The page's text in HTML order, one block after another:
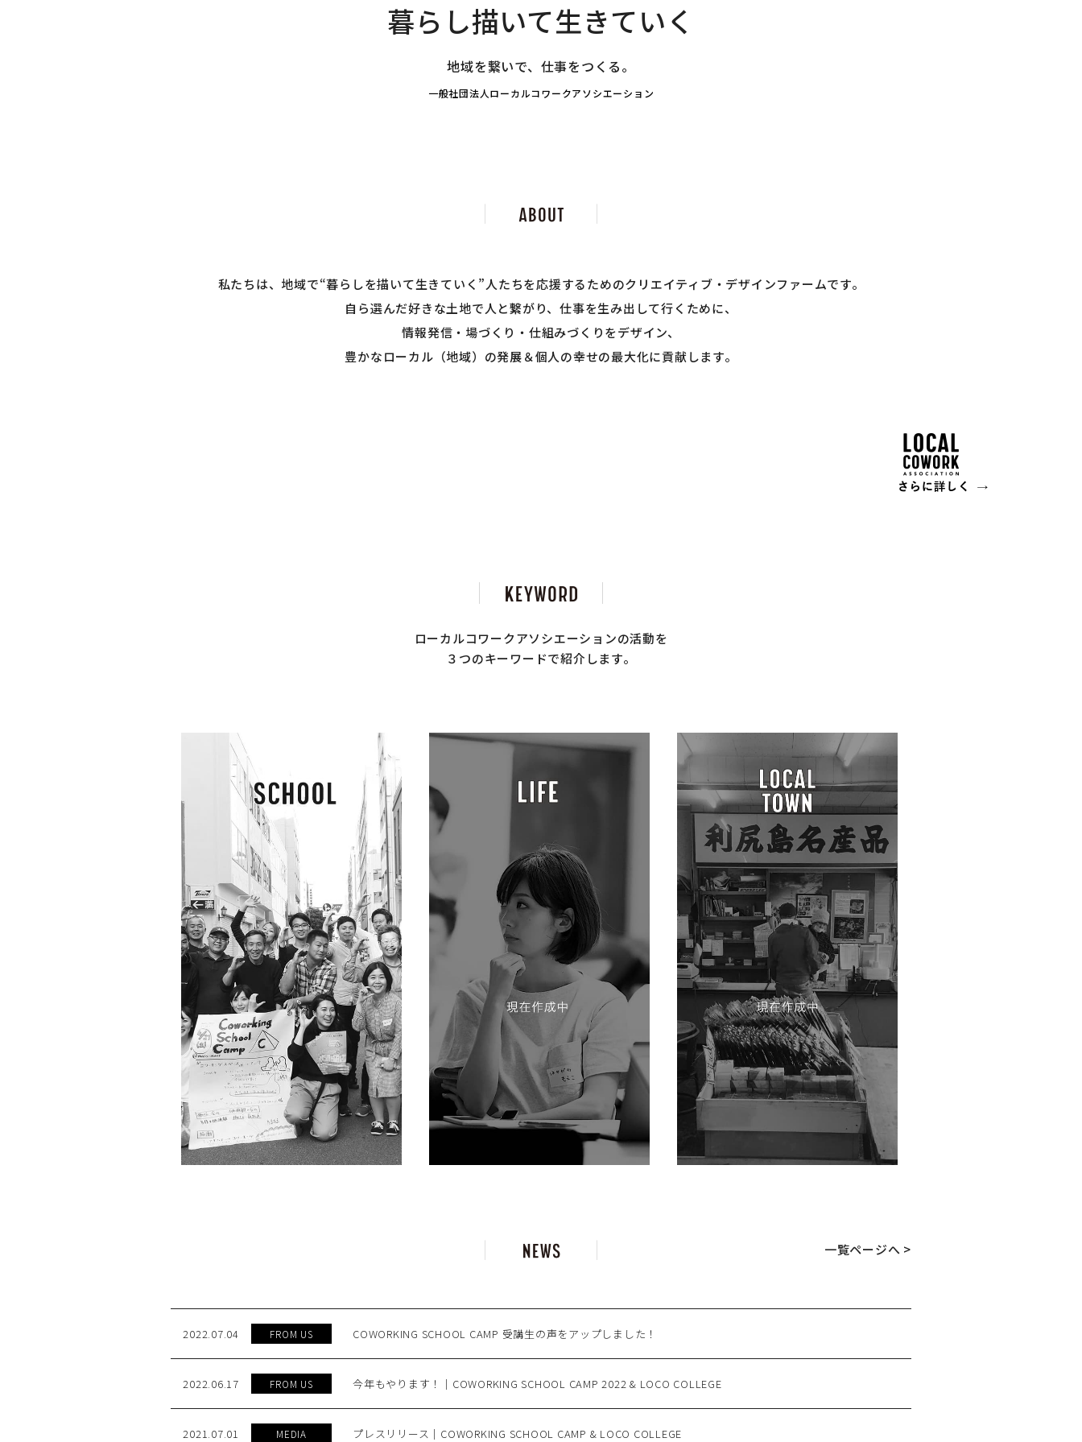
暮らし描いて生きていく
地域を繋いで、仕事をつくる。
一般社団法人ローカルコワークアソシエーション
私たちは、地域で“暮らしを描いて生きていく”人たちを応援するためのクリエイティブ・デザインファームです。
自ら選んだ好きな土地で人と繋がり、仕事を生み出して行くために、
情報発信・場づくり・仕組みづくりをデザイン、
豊かなローカル（地域）の発展＆個人の幸せの最大化に貢献します。
ローカルコワークアソシエーションの活動を
３つのキーワードで紹介します。
一覧ページへ >
2022.07.04 FROM US COWORKING SCHOOL CAMP 受講生の声をアップしました！
2022.06.17 FROM US 今年もやります！｜COWORKING SCHOOL CAMP 2022 & LOCO COLLEGE
2021.07.01 MEDIA プレスリリース｜COWORKING SCHOOL CAMP & LOCO COLLEGE